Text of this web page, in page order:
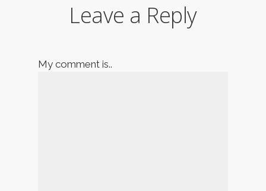
Leave a Reply
My comment is..